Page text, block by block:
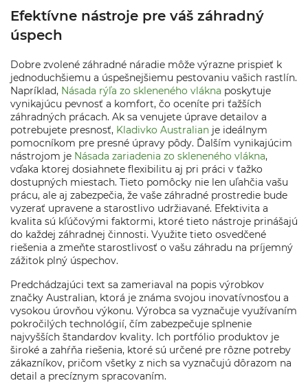
Efektívne nástroje pre váš záhradný
úspech
Dobre zvolené záhradné náradie môže výrazne prispieť k
jednoduchšiemu a úspešnejšiemu pestovaniu vašich rastlín.
Napríklad, Násada rýľa zo skleneného vlákna poskytuje
vynikajúcu pevnosť a komfort, čo oceníte pri ťažších
záhradných prácach. Ak sa venujete úprave detailov a
potrebujete presnosť, Kladivko Australian je ideálnym
pomocníkom pre presné úpravy pôdy. Ďalším vynikajúcim
nástrojom je Násada zariadenia zo skleneného vlákna,
vďaka ktorej dosiahnete flexibilitu aj pri práci v ťažko
dostupných miestach. Tieto pomôcky nie len uľahčia vašu
prácu, ale aj zabezpečia, že vaše záhradné prostredie bude
vyzerať upravene a starostlivo udržiavané. Efektivita a
kvalita sú kľúčovými faktormi, ktoré tieto nástroje prinášajú
do každej záhradnej činnosti. Využite tieto osvedčené
riešenia a zmeňte starostlivosť o vašu záhradu na príjemný
zážitok plný úspechov.
Predchádzajúci text sa zameriaval na popis výrobkov
značky Australian, ktorá je známa svojou inovatívnosťou a
vysokou úrovňou výkonu. Výrobca sa vyznačuje využívaním
pokročilých technológií, čím zabezpečuje splnenie
najvyšších štandardov kvality. Ich portfólio produktov je
široké a zahŕňa riešenia, ktoré sú určené pre rôzne potreby
zákazníkov, pričom všetky z nich sa vyznačujú dôrazom na
detail a precíznym spracovaním.